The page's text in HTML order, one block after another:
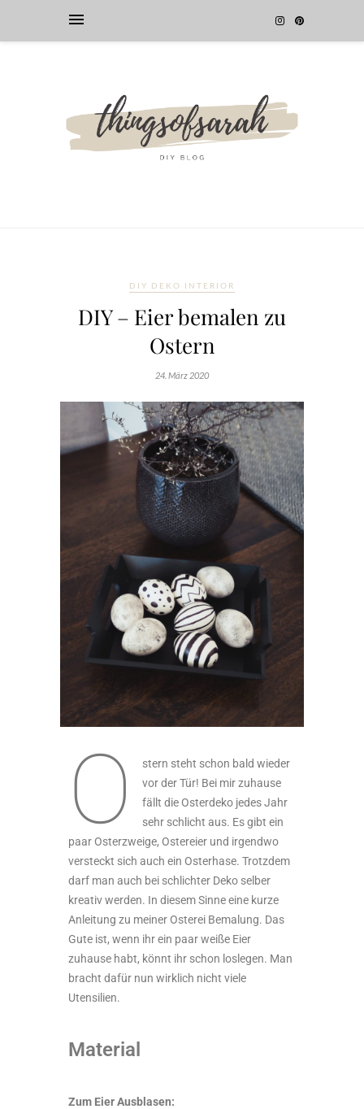
DIY DEKO INTERIOR
DIY – Eier bemalen zu
Ostern
24. März 2020
O
stern steht schon bald wieder
vor der Tür! Bei mir zuhause
fällt die Osterdeko jedes Jahr
sehr schlicht aus. Es gibt ein
paar Osterzweige, Ostereier und irgendwo
versteckt sich auch ein Osterhase. Trotzdem
darf man auch bei schlichter Deko selber
kreativ werden. In diesem Sinne eine kurze
Anleitung zu meiner Osterei Bemalung. Das
Gute ist, wenn ihr ein paar weiße Eier
zuhause habt, könnt ihr schon loslegen. Man
bracht dafür nun wirklich nicht viele
Utensilien.
Material
Zum Eier Ausblasen: